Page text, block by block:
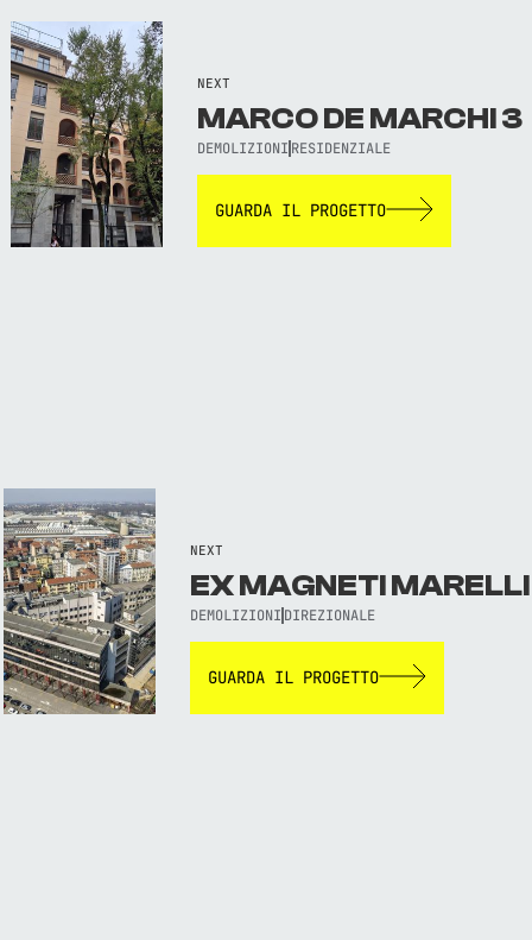
NEXT
MARCO DE MARCHI 3
DEMOLIZIONI RESIDENZIALE
GUARDA IL PROGETTO
NEXT
EX MAGNETI MARELLI
DEMOLIZIONI DIREZIONALE
GUARDA IL PROGETTO